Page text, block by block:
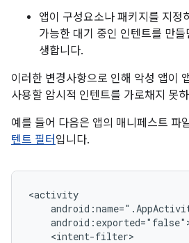
앱이 구성요소나 패키지를 지정
가능한 대기 중인 인텐트를 만
생합니다.
이러한 변경사항으로 인해 악성 앱이
사용할 암시적 인텐트를 가로채지 못
예를 들어 다음은 앱의 매니페스트 파
텐트 필터 입니다.